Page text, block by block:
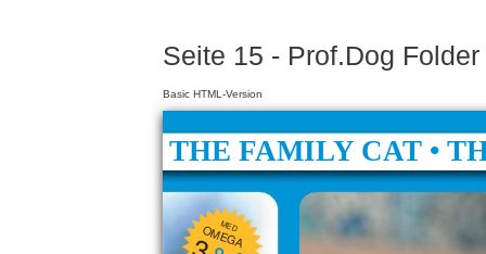
Seite 15 - Prof.Dog Folder
Basic HTML-Version
THE FAMILY CAT •
MED
OMEGA